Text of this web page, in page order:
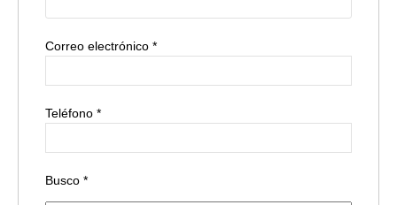
Correo electrónico *
Teléfono *
Busco *